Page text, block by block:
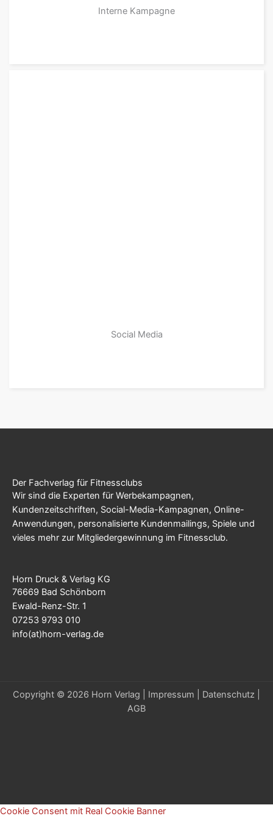
Interne Kampagne
Social Media
Der Fachverlag für Fitnessclubs
Wir sind die Experten für Werbekampagnen,
Kundenzeitschriften, Social-Media-Kampagnen, Online-
Anwendungen, personalisierte Kundenmailings, Spiele und
vieles mehr zur Mitgliedergewinnung im Fitnessclub.
Horn Druck & Verlag KG
76669 Bad Schönborn
Ewald-Renz-Str. 1
07253 9793 010
info(at)horn-verlag.de
Copyright © 2026 Horn Verlag | Impressum Datenschutz
AGB
Cookie Consent mit Real Cookie Banner